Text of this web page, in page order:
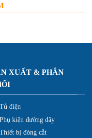
XUẤT & PHÂN
Tủ điện
Phụ kiện đường dây
Thiết bị đóng cắt